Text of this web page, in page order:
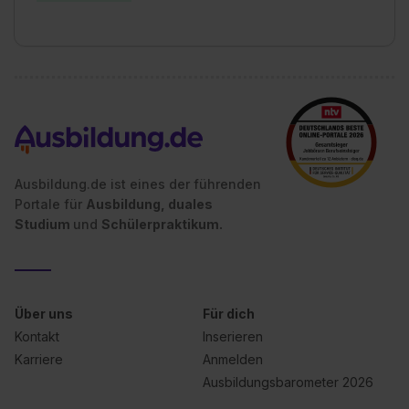
bestimmte Verwendungszwecke zulassen, triff deine
Auswahl über die Checkboxen und klick auf „Auswahl
erlauben“. Die Einwilligung zur Platzierung von Cookies
der Kategorien „Präferenzen“, „Statistiken“ und „Social
Media und Marketing“ umfasst hierbei die Einwilligung
zur Übermittlung deiner Daten in die USA (Art. 49 Abs. 1
Wirkung für die Zukunft ganz oder teilweise über unsere
Datenschutzerklärung
Ausbildung.de ist eines der führenden
Portale für Ausbildung, duales
Studium und Schülerpraktikum.
Über uns
Kontakt
Karriere
Für dich
Inserieren
Anmelden
Ausbildungsbarometer 2026